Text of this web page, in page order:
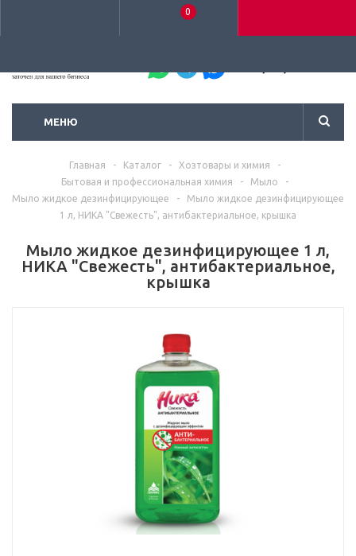
0
МЕНЮ
Главная - Каталог - Хозтовары и химия
-
Бытовая и профессиональная химия
- Мыло
-
Мыло жидкое дезинфицирующее
-
Мыло жидкое дезинфицирующее
1 л, НИКА "Свежесть", антибактериальное, крышка
Мыло жидкое дезинфицирующее 1 л,
НИКА "Свежесть", антибактериальное,
крышка